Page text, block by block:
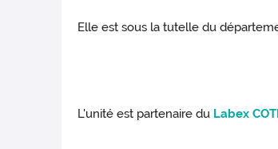
Elle est sous la tutelle du
L'unité est partenaire du Labex